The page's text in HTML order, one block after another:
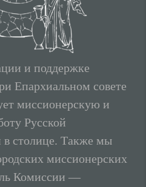
и поддержке
Епархиальном совете
миссионерскую и
Русской
в столице. Также мы
миссионерских
Комиссии —